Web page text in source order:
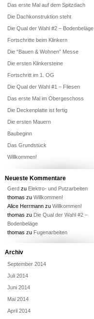
Das erste Mal auf dem Spitzdach
Die Dachkonstruktion steht
Die Qual der Wahl #2 – Bodenbeläge
Fortschritte beim Klinkern
Die “Bauen & Wohnen” Messe
Die ersten Klinkersteine
Fortschritt im 1. OG
Die Qual der Wahl #1 – Fliesen
Das erste Mal im Obergeschoss
Die Deckenplatte ist fertig
Die ersten Mauern
Baubeginn
Das Grundstück
Willkommen!
Neueste Kommentare
Gerd zu Elektro- und Putzarbeiten
thomas zu Willkommen!
Alice Herrmann zu Willkommen!
thomas zu Die Qual der Wahl #2 –
Bodenbeläge
thomas zu Fugenarbeiten
Archiv
September 2014
Juli 2014
Juni 2014
Mai 2014
April 2014